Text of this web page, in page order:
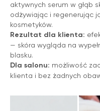
aktywnych serum w głąb
odżywiając i regenerując
kosmetyków.
Rezultat dla klienta:
— skóra wygląda na
blasku.
Dla salonu: możliwość
klienta i bez żadnych